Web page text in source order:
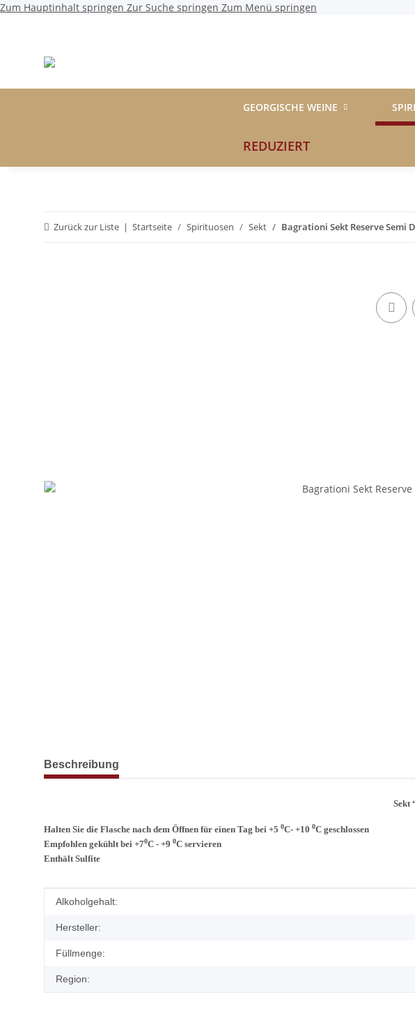
Zum Hauptinhalt springen Zur Suche springen Zum Menü springen
GEORGISCHE WEINE
REDUZIERT
Zurück zur Liste Startseite Spirituosen Sekt Bagrationi Sekt Reserve Semi
weitere Registerkarten anzeigen
Beschreibung
Sekt
Halten Sie die Flasche nach dem Öffnen für einen Tag bei +5 0C- +10 0C geschlossen
Empfohlen gekühlt bei +70C - +9 0C servieren
Enthält Sulfite
Produkteigenschaft
Wert
Alkoholgehalt:
Hersteller:
Füllmenge:
Region: